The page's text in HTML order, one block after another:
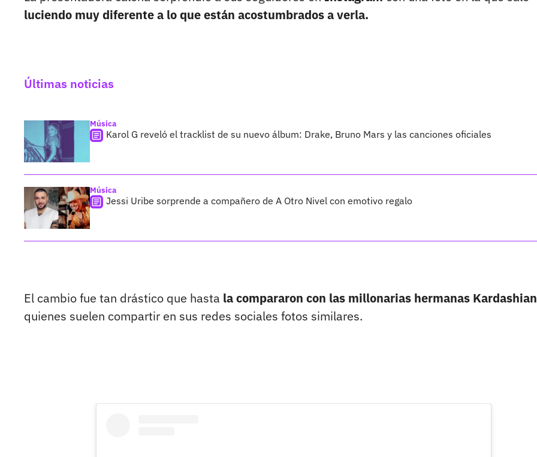
luciendo muy diferente a lo que están acostumbrados a verla.
Últimas noticias
Música
Karol G reveló el tracklist de su nuevo álbum: Drake, Bruno Mars y las canciones oficiales
Música
Jessi Uribe sorprende a compañero de A Otro Nivel con emotivo regalo
El cambio fue tan drástico que hasta la compararon con las millonarias hermanas Kardashian
quienes suelen compartir en sus redes sociales fotos similares.